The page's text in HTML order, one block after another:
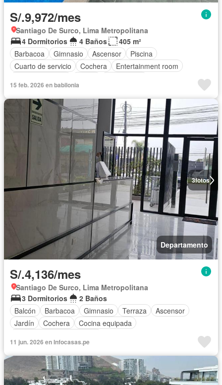
S/.9,972/mes
Santiago De Surco, Lima Metropolitana
4 Dormitorios
4 Baños
405 m²
Barbacoa
Gimnasio Ascensor
Piscina
Cuarto de servicio
Cochera
Entertainment room
15 feb. 2026 en babilonia
3fotos
Departamento
S/.4,136/mes
Santiago De Surco, Lima Metropolitana
3 Dormitorios
2 Baños
Balcón
Barbacoa Gimnasio Terraza
Ascensor
Jardín
Cochera
Cocina equipada
11 jun. 2026 en Infocasas.pe